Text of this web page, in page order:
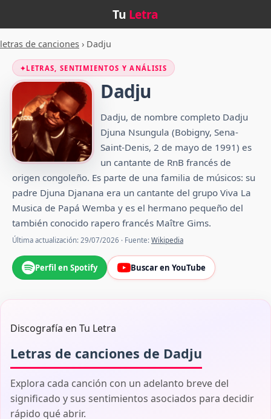
Tu Letra
letras de canciones › Dadju
✦LETRAS, SENTIMIENTOS Y ANÁLISIS
Dadju
Dadju, de nombre completo Dadju
Djuna Nsungula (Bobigny, Sena-
Saint-Denis, 2 de mayo de 1991) es
un cantante de RnB francés de
origen congoleño.​ Es parte de una familia de músicos: su
padre Djuna Djanana era un cantante del grupo Viva La
Musica de Papá Wemba y es el hermano pequeño del
también conocido rapero francés Maître Gims.
Última actualización: 29/07/2026 · Fuente: Wikipedia
Perfil en Spotify Buscar en YouTube
Discografía en Tu Letra
Letras de canciones de Dadju
Explora cada canción con un adelanto breve del
significado y sus sentimientos asociados para decidir
rápido qué abrir.